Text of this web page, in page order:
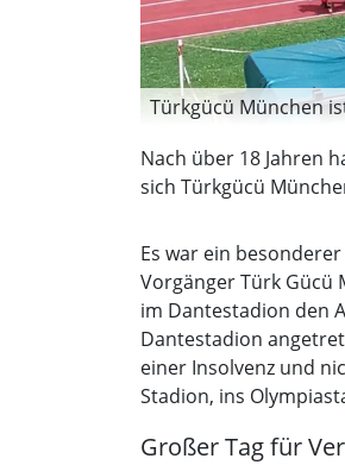
Türkgücü München
Nach über 18 Jahren
sich Türkgücü
Es war ein
Vorgänger Türk Gücü
im Dantestadion den
Dantestadion
einer Insolvenz und
Stadion, ins
Großer Tag für